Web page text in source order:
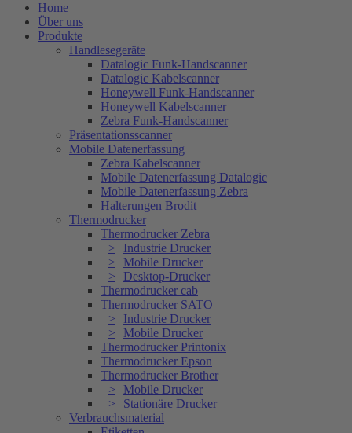
Home
Über uns
Produkte
Handlesegeräte
Datalogic Funk-Handscanner
Datalogic Kabelscanner
Honeywell Funk-Handscanner
Honeywell Kabelscanner
Zebra Funk-Handscanner
Präsentationsscanner
Mobile Datenerfassung
Zebra Kabelscanner
Mobile Datenerfassung Datalogic
Mobile Datenerfassung Zebra
Halterungen Brodit
Thermodrucker
Thermodrucker Zebra
Industrie Drucker
Mobile Drucker
Desktop-Drucker
Thermodrucker cab
Thermodrucker SATO
Industrie Drucker
Mobile Drucker
Thermodrucker Printonix
Thermodrucker Epson
Thermodrucker Brother
Mobile Drucker
Stationäre Drucker
Verbrauchsmaterial